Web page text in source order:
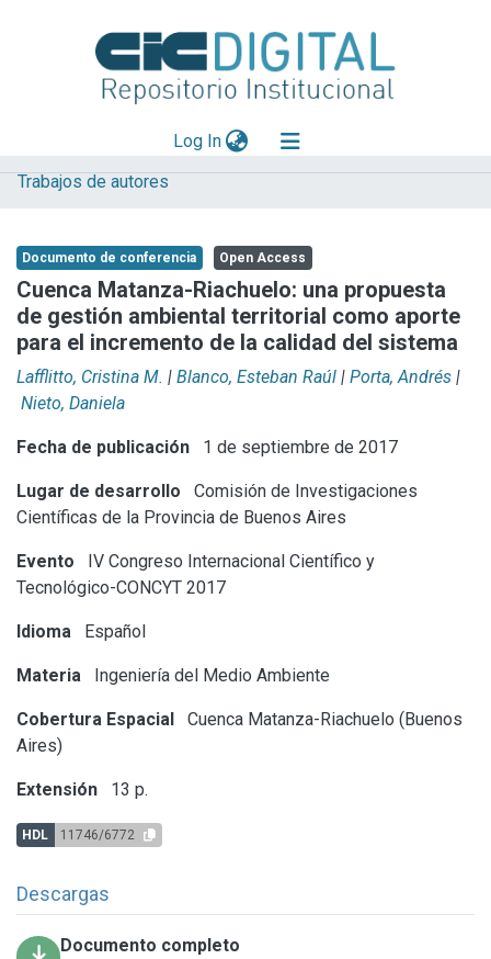
Log In(current)
Explorar
Aportar material
Statistics
Trabajos de autores
Documento de conferencia Open Access
Cuenca Matanza-Riachuelo: una propuesta
de gestión ambiental territorial como aporte
para el incremento de la calidad del sistema
Lafflitto, Cristina M. | Blanco, Esteban Raúl | Porta, Andrés |
Nieto, Daniela
Fecha de publicación 1 de septiembre de 2017
Lugar de desarrollo
Comisión de Investigaciones
Científicas de la Provincia de Buenos Aires
Evento
IV Congreso Internacional Científico y
Tecnológico-CONCYT 2017
Idioma Español
Materia Ingeniería del Medio Ambiente
Cobertura Espacial
Cuenca Matanza-Riachuelo (Buenos
Aires)
Extensión 13 p.
HDL 11746/6772
Descargas
Documento completo